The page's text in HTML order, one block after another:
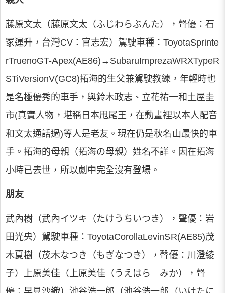
藤原文太（藤原文太（ふじわらぶんた），聲優：石
冢運升，台灣CV：官志宏）駕駛車種：ToyotaSprinte
rTruenoGT-Apex(AE86)→SubaruImprezaWRXTypeR
STiVersionV(GC8)拓海的生父兼駕駛教練，年輕時也
是名極優秀的車手，與鈴木政志、立花祐一和土屋圭
市(真實人物，堪稱日本甩尾王，在動畫裡以本人配音
和文太通話過)等人是老友。現在仍是秋名山最快的車
手。拓海的母親（拓海の母親）姓名不詳。因在拓海
小時已去世，所以劇中完全沒有登場。
朋友
武內樹（武內イツキ（たけうちいつき），聲優：岩
田光央）駕駛車種：ToyotaCorollaLevinSR(AE85)茂
木夏樹（茂木なつき（もぎなつき），聲優：川澄綾
子）上原美佳（上原美佳（うえはら みか），聲